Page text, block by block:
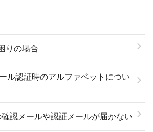
りの場合
ル認証時のアルファベットについ
認メールや認証メールが届かない